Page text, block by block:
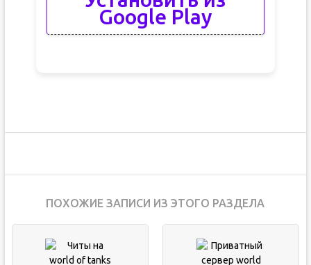
Google Play
ПОХОЖИЕ ЗАПИСИ ИЗ ЭТОГО РАЗДЕЛА